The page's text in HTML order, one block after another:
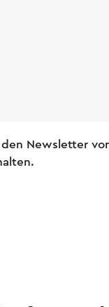
Newsletter